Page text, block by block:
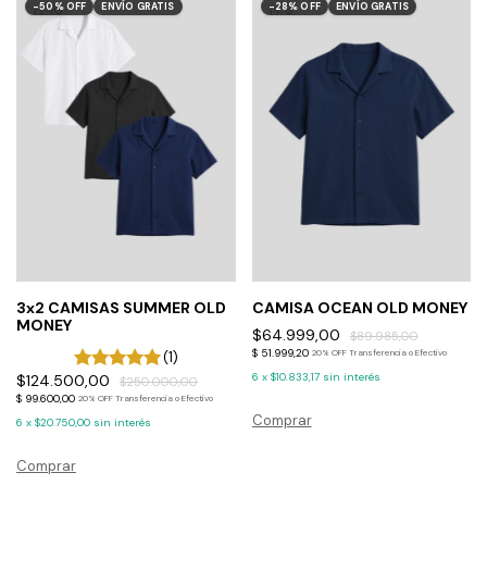
1/10
-50 %OFF ENVÍO GRATIS
3x2 CAMISAS SUMMER OLD
MONEY
(1)
$124.500,00 $250.000,00
$ 99.600,00 20% OFF Transferencia o Efectivo
6 x $20.750,00 sin interés
Comprar
1/5
-28%OFF ENVÍO GRATIS
CAMISA OCEAN OLD MONEY
$64.999,00
$89.985,00
$ 51.999,20 20% OFF Transferencia o Efectivo
6 x $10.833,17 sin interés
Comprar